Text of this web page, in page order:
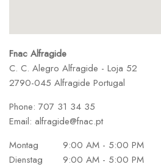
Fnac Alfragide
C. C. Alegro Alfragide - Loja 52
2790-045 Alfragide Portugal
Phone: 707 31 34 35
Email: alfragide@fnac.pt
Montag
9:00 AM - 5:00 PM
Dienstag
9:00 AM - 5:00 PM